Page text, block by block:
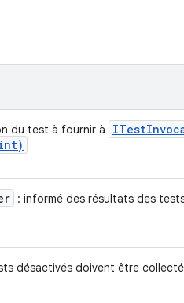
du test à fournir à ITest
: informé des résultats des
désactivés doivent être